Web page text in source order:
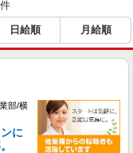
日給順 月給順
部/横
に